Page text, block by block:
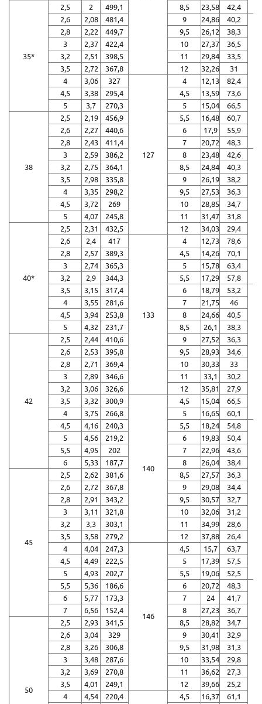
35*
2,5 2 499,1 8,5 23,58
42,4
2,6
2,08 481,4 9 24,86 40,2
2,8 2,22 449,7 9,5 26,12
38,3
3
2,37 422,4 10 27,37
36,5
3,2
2,51 398,5 11 29,84
33,5
3,5
2,72 367,8 12 32,26
31
4
3,06 327
127
4 12,13
82,4
4,5
3,38 295,4 4,5 13,59
73,6
5
3,7 270,3 5 15,04 66,5
38
2,5 2,19 456,9 5,5 16,48
60,7
2,6
2,27 440,6 6 17,9
55,9
2,8
2,43 411,4 7 20,72
48,3
3
2,59 386,2 8 23,48 42,6
3,2 2,75 364,1 8,5 24,84
40,3
3,5
2,98 335,8 9 26,19
38,2
4
3,35 298,2 9,5 27,53
36,3
4,5
3,72 269 10 28,85
34,7
5
4,07 245,8 11 31,47 31,8
40*
2,5 2,31 432,5 12 34,03
29,4
2,6
2,4 417
133
4 12,73
78,6
2,8
2,57 389,3 4,5 14,26
70,1
3
2,74 365,3 5 15,78
63,4
3,2
2,9 344,3 5,5 17,29
57,8
3,5
3,15 317,4 6 18,79 53,2
4 3,55 281,6 7 21,75
46
4,5
3,94 253,8 8 24,66
40,5
5
4,32 231,7 8,5 26,1 38,3
42
2,5 2,44 410,6 9 27,52
36,3
2,6
2,53 395,8 9,5 28,93
34,6
2,8
2,71 369,4 10 30,33
33
3
2,89 346,6 11 33,1
30,2
3,2
3,06 326,6 12 35,81
27,9
3,5
3,32 300,9
140
4,5 15,04
66,5
4
3,75 266,8 5 16,65
60,1
4,5
4,16 240,3 5,5 18,24 54,8
5 4,56 219,2 6 19,83
50,4
5,5
4,95 202 7 22,96
43,6
6
5,33 187,7 8 26,04 38,4
45
2,5 2,62 381,6 8,5 27,57
36,3
2,6
2,72 367,8 9 29,08
34,4
2,8
2,91 343,2 9,5 30,57
32,7
3
3,11 321,8 10 32,06
31,2
3,2
3,3 303,1 11 34,99
28,6
3,5
3,58 279,2 12 37,88
26,4
4
4,04 247,3
146
4,5 15,7
63,7
4,5
4,49 222,5 5 17,39
57,5
5
4,93 202,7 5,5 19,06
52,5
5,5
5,36 186,6 6 20,72 48,3
6 5,77 173,3 7 24
41,7
7
6,56 152,4 8 27,23 36,7
50
2,5 2,93 341,5 8,5 28,82
34,7
2,6
3,04 329 9 30,41
32,9
2,8
3,26 306,8 9,5 31,98
31,3
3
3,48 287,6 10 33,54
29,8
3,2
3,69 270,8 11 36,62
27,3
3,5
4,01 249,1 12 39,66
25,2
4
4,54 220,4 4,5 16,37
61,1